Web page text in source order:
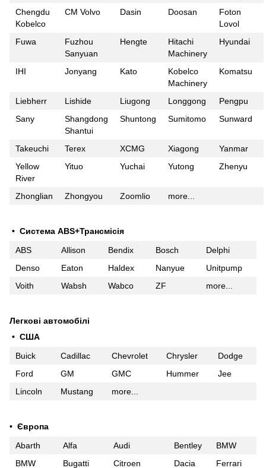
Chengdu
Kobelco
CM Volvo Dasin Doosan
Foton
Lovol
Fuwa
Fuzhou
Sanyuan
Hengte
Hitachi
Machinery
Hyundai
IHI Jonyang Kato
Kobelco
Machinery
Komatsu
Liebherr Lishide Liugong Longgong
Pengpu
Sany
Shangdong
Shantui
Shuntong Sumitomo Sunward
Takeuchi Terex XCMG Xiagong
Yanmar
Yellow
River
Yituo Yuchai Yutong Zhenyu
Zhonglian Zhongyou Zoomlio more...
• Система ABS+Трансмісія
ABS
Allison Bendix Bosch
Delphi
Denso
Eaton Haldex Nanyue
Unitpump
Voith
Wabsh Wabco ZF more...
Легкові автомобілі
• США
Buick
Cadillac Chevrolet Chrysler
Dodge
Ford
GM GMC Hummer
Jee
Lincoln
Mustang more...
• Європа
Abarth
Alfa Audi Bentley
BMW
BMW
Bugatti Citroen Dacia Ferrari